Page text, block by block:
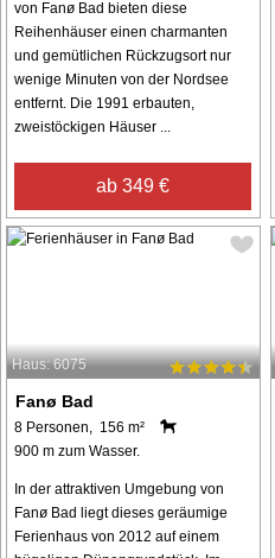
von Fanø Bad bieten diese
Reihenhäuser einen charmanten
und gemütlichen Rückzugsort nur
wenige Minuten von der Nordsee
entfernt. Die 1991 erbauten,
zweistöckigen Häuser ...
ab 349 €
Haus: 6075
Fanø Bad
8 Personen, 156 m²
900 m zum Wasser.
In der attraktiven Umgebung von
Fanø Bad liegt dieses geräumige
Ferienhaus von 2012 auf einem